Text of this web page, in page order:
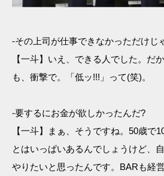
-その上司が仕事できなかっただけじ
【一斗】いえ、できる人でした。だ
も、衝撃で。「低ッ!!!」って(笑)。
-要するにお金が欲しかったんだ?
【一斗】まぁ、そうですね。50歳で
とはいっぱいあるんでしょうけど、
やりたいと思ったんです。BARも経